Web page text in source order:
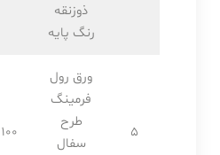
ذوزنقه
رنگ پایه
5
ورق رول
فرمینگ
طرح
سفال
100